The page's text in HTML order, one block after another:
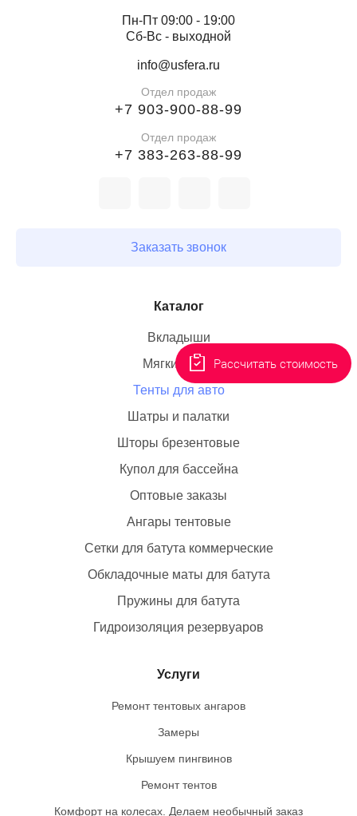
Каталог
Тенты для авто
Купол для бассейна
Оптовые заказы
Ангары тентовые
Сетки для батута коммерческие
Обкладочные маты для батута
Пружины для батута
Гидроизоляция резервуаров
Услуги
Ремонт тентовых ангаров
Замеры
Крышуем пингвинов
Ремонт тентов
Комфорт на колесах. Делаем необычный заказ
Пн-Пт 09:00 - 19:00
Сб-Вс - выходной
info@usfera.ru
Отдел продаж
+7 903-900-88-99
Отдел продаж
+7 383-263-88-99
Заказать звонок
Рассчитать стоимость